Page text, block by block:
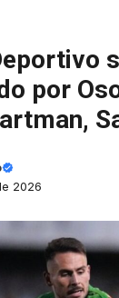
por
2026